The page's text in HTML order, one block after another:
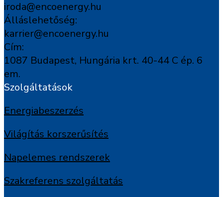
iroda@encoenergy.hu
Álláslehetőség:
karrier@encoenergy.hu
Cím:
1087 Budapest, Hungária krt. 40-44 C ép. 6
em.
Szolgáltatások
Energiabeszerzés
Világítás korszerűsítés
Napelemes rendszerek
Szakreferens szolgáltatás